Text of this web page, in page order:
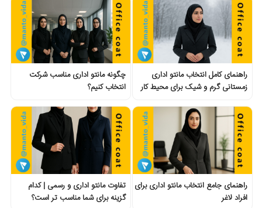
راهنمای کامل انتخاب مانتو اداری
زمستانی گرم و شیک برای محیط کار
چگونه مانتو اداری مناسب شرکت
انتخاب کنیم؟
راهنمای جامع انتخاب مانتو اداری برای
افراد لاغر
تفاوت مانتو اداری و رسمی | کدام
گزینه برای شما مناسب تر است؟